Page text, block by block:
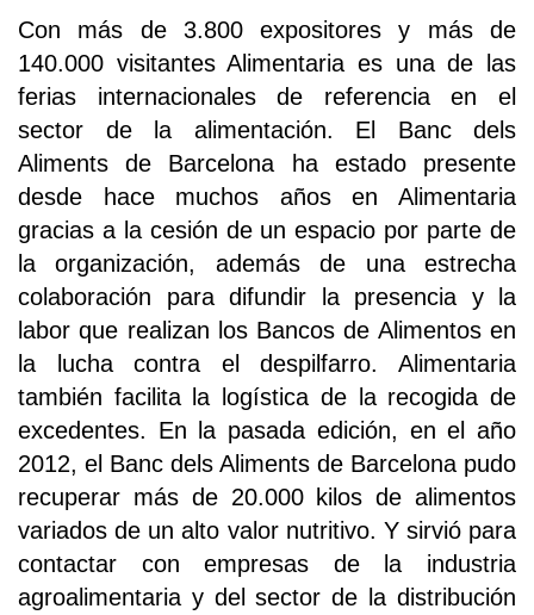
Con más de 3.800 expositores y más de
140.000 visitantes Alimentaria es una de las
ferias internacionales de referencia en el
sector de la alimentación. El Banc dels
Aliments de Barcelona ha estado presente
desde hace muchos años en Alimentaria
gracias a la cesión de un espacio por parte de
la organización, además de una estrecha
colaboración para difundir la presencia y la
labor que realizan los Bancos de Alimentos en
la lucha contra el despilfarro. Alimentaria
también facilita la logística de la recogida de
excedentes. En la pasada edición, en el año
2012, el Banc dels Aliments de Barcelona pudo
recuperar más de 20.000 kilos de alimentos
variados de un alto valor nutritivo. Y sirvió para
contactar con empresas de la industria
agroalimentaria y del sector de la distribución